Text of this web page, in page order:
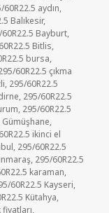
60R22.5 aydın,
Balıkesir,
60R22.5 Bayburt,
Bitlis,
bursa,
60R22.5 çıkma
, 295/60R22.5
, 295/60R22.5
, 295/60R22.5
,
ikinci el
, 295/60R22.5
, 295/60R22.5
karaman,
60R22.5 Kayseri,
Kütahya,
,